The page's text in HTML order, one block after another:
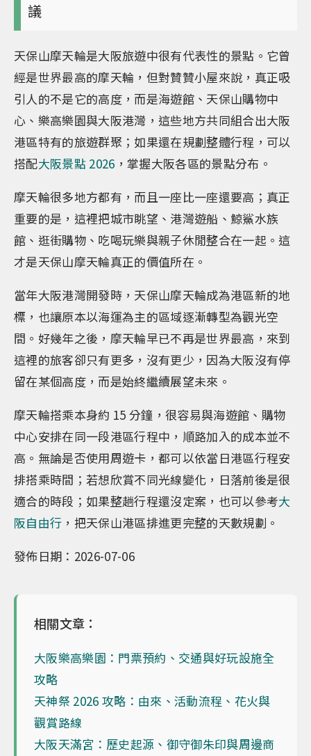
議
天保山摩天輪是大阪旅遊中很有代表性的景點。它曾
經是世界最高的摩天輪，但對贊贊小屋來說，真正吸
引人的不是它的高度，而是海遊館、天保山購物中
心、樂高樂園與大阪港灣，這些地方共同組合出大阪
港區特有的旅遊群聚；如果還在規劃整體行程，可以
搭配大阪景點 2026 ，掌握大阪各區的景點分布。
摩天輪很多地方都有，而且一座比一座還要高；真正
重要的是，這裡把城市眺望、港灣遊船、鯨鯊水族
館、逛街購物、吃喝玩樂與親子休閒整合在一起。這
才是天保山摩天輪真正的價值所在。
當年大阪港灣開發時，天保山摩天輪成為港區新的地
標，也讓原本以海運為主的區域逐漸轉型為觀光空
間。好幾年之後，摩天輪早已不再是世界最高，來到
這裡的旅客卻只有更多，沒有更少，因為大阪沒有停
留在某個高度，而是始終繼續展望未來。
摩天輪搭乘本身約 15 分鐘，很容易與海遊館、購物
中心安排在同一段港區行程中，順路加入的成本並不
高。無論是否使用周遊卡，都可以依當日港區行程安
排搭乘時間；若想欣賞不同光線變化，日落前後是很
適合的時段；如果整趟行程還沒定案，也可以參考大
阪自由行 ，把天保山港區排進更完整的天數規劃。
發佈日期：2026-07-06
相關文章：
大阪樂高樂園：門票預約、交通與好玩設施全
攻略
天神祭 2026 攻略：由來、活動流程、花火與
觀賞路線
大阪天滿宮：歷史起源、御守御朱印與周邊商